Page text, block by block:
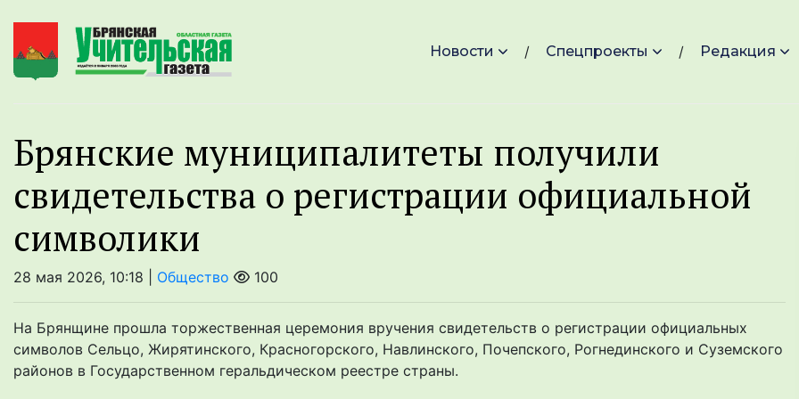
Новости Спецпроекты Редакция
Брянские муниципалитеты получили
свидетельства о регистрации официальной
символики
28 мая 2026, 10:18 | Общество 100
На Брянщине прошла торжественная церемония вручения свидетельств о регистрации официальных
символов Сельцо, Жирятинского, Красногорского, Навлинского, Почепского, Рогнединского и Суземского
районов в Государственном геральдическом реестре страны.